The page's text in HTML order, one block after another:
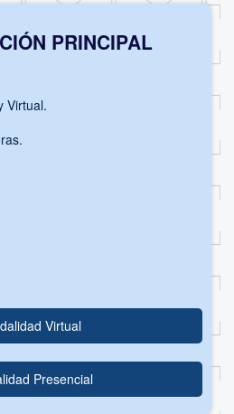
PRINCIPAL
Virtual.
Virtual
Presencial